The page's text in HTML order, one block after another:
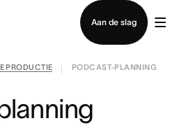
Aan de slag
met verkoop
PRODUCTIE PODCAST-PLANNING